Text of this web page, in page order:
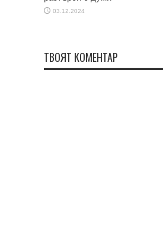
03.12.2024
ТВОЯТ КОМЕНТАР